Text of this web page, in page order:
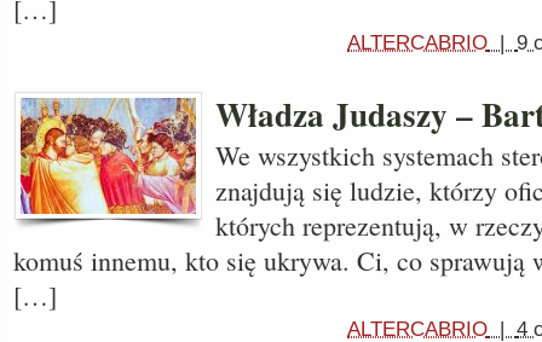
[…]
ALTERCABRIO | 9
Władza Judaszy –
We wszystkich systemach
znajdują się ludzie, którzy
których reprezentują, w
komuś innemu, kto się ukrywa. Ci, co sprawują
[…]
ALTERCABRIO | 4